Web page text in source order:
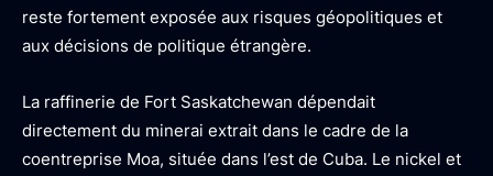
reste fortement exposée aux risques géopolitiques et
aux décisions de politique étrangère.
La raffinerie de Fort Saskatchewan dépendait
directement du minerai extrait dans le cadre de la
coentreprise Moa, située dans l’est de Cuba. Le nickel et